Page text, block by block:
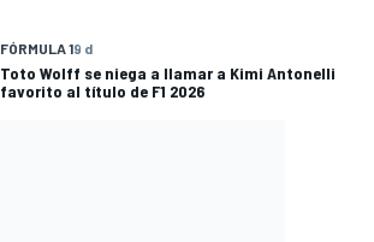
FÓRMULA 19 d
Toto Wolff se niega a llamar a Kimi Antonelli
favorito al título de F1 2026